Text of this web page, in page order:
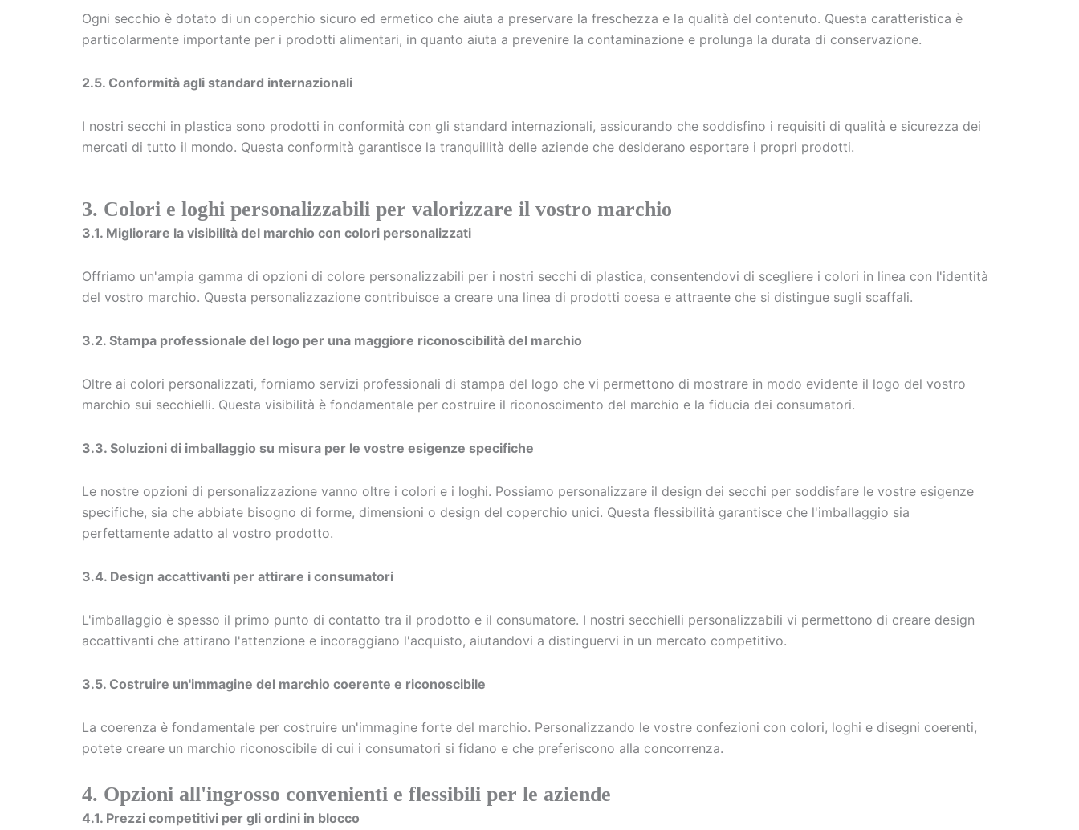
Ogni secchio è dotato di un coperchio sicuro ed ermetico che aiuta a preservare la freschezza e la qualità del contenuto. Questa caratteristica è
particolarmente importante per i prodotti alimentari, in quanto aiuta a prevenire la contaminazione e prolunga la durata di conservazione.
2.5. Conformità agli standard internazionali
I nostri secchi in plastica sono prodotti in conformità con gli standard internazionali, assicurando che soddisfino i requisiti di qualità e sicurezza dei
mercati di tutto il mondo. Questa conformità garantisce la tranquillità delle aziende che desiderano esportare i propri prodotti.
3. Colori e loghi personalizzabili per valorizzare il vostro marchio
3.1. Migliorare la visibilità del marchio con colori personalizzati
Offriamo un'ampia gamma di opzioni di colore personalizzabili per i nostri secchi di plastica, consentendovi di scegliere i colori in linea con l'identità
del vostro marchio. Questa personalizzazione contribuisce a creare una linea di prodotti coesa e attraente che si distingue sugli scaffali.
3.2. Stampa professionale del logo per una maggiore riconoscibilità del marchio
Oltre ai colori personalizzati, forniamo servizi professionali di stampa del logo che vi permettono di mostrare in modo evidente il logo del vostro
marchio sui secchielli. Questa visibilità è fondamentale per costruire il riconoscimento del marchio e la fiducia dei consumatori.
3.3. Soluzioni di imballaggio su misura per le vostre esigenze specifiche
Le nostre opzioni di personalizzazione vanno oltre i colori e i loghi. Possiamo personalizzare il design dei secchi per soddisfare le vostre esigenze
specifiche, sia che abbiate bisogno di forme, dimensioni o design del coperchio unici. Questa flessibilità garantisce che l'imballaggio sia
perfettamente adatto al vostro prodotto.
3.4. Design accattivanti per attirare i consumatori
L'imballaggio è spesso il primo punto di contatto tra il prodotto e il consumatore. I nostri secchielli personalizzabili vi permettono di creare design
accattivanti che attirano l'attenzione e incoraggiano l'acquisto, aiutandovi a distinguervi in un mercato competitivo.
3.5. Costruire un'immagine del marchio coerente e riconoscibile
La coerenza è fondamentale per costruire un'immagine forte del marchio. Personalizzando le vostre confezioni con colori, loghi e disegni coerenti,
potete creare un marchio riconoscibile di cui i consumatori si fidano e che preferiscono alla concorrenza.
4. Opzioni all'ingrosso convenienti e flessibili per le aziende
4.1. Prezzi competitivi per gli ordini in blocco